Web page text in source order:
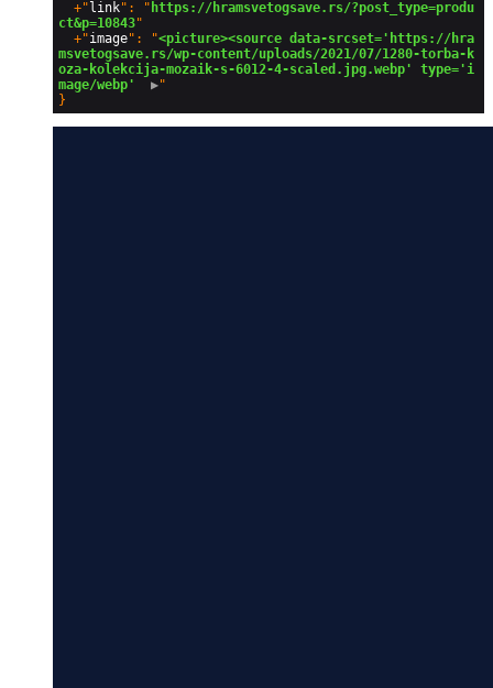
  +"
link": " https://hramsvetogsave.rs/?post_type=produ
ct&p=10843"
  +"
image": "<picture><source data-srcset='https://hra
msvetogsave.rs/wp-content/uploads/2021/07/1280-torba-k
oza-kolekcija-mozaik-s-6012-4-scaled.jpg.webp' type='i
mage/webp'
▶